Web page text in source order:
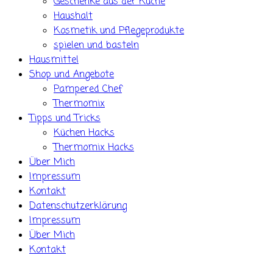
Haushalt
Kosmetik und Pflegeprodukte
spielen und basteln
Hausmittel
Shop und Angebote
Pampered Chef
Thermomix
Tipps und Tricks
Küchen Hacks
Thermomix Hacks
Über Mich
Impressum
Kontakt
Datenschutzerklärung
Impressum
Über Mich
Kontakt